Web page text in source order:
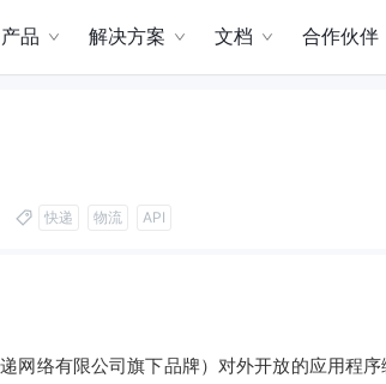
产品 解决方案 文档 合作伙伴
快递 物流 API
网络有限公司旗下品牌）对外开放的应用程